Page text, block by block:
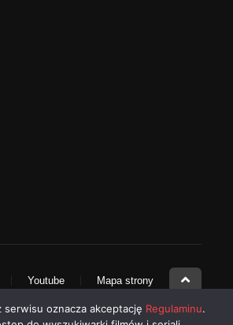
Youtube Mapa strony
oznacza akceptację Regulaminu.